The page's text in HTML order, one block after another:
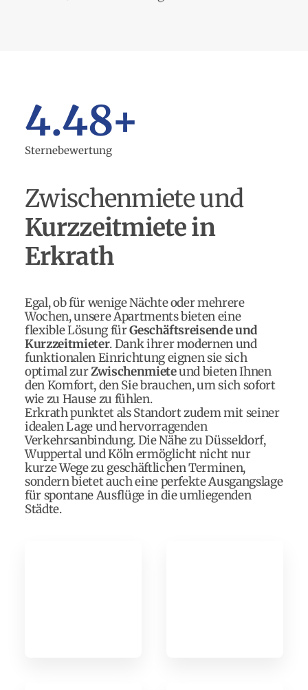
4.48+
Sternebewertung
Zwischenmiete und
Kurzzeitmiete in
Erkrath
Egal, ob für wenige Nächte oder mehrere
Wochen, unsere Apartments bieten eine
flexible Lösung fürGeschäftsreisende und
Kurzzeitmieter. Dank ihrer modernen und
funktionalen Einrichtung eignen sie sich
optimal zurZwischenmieteund bieten Ihnen
den Komfort, den Sie brauchen, um sich sofort
wie zu Hause zu fühlen.
Erkrath punktet als Standort zudem mit seiner
idealen Lage und hervorragenden
Verkehrsanbindung. Die Nähe zu Düsseldorf,
Wuppertal und Köln ermöglicht nicht nur
kurze Wege zu geschäftlichen Terminen,
sondern bietet auch eine perfekte Ausgangslage
für spontane Ausflüge in die umliegenden
Städte.